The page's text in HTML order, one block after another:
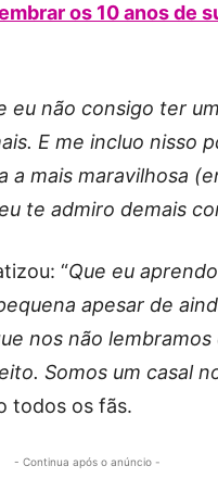
os 10 anos de
eu não consigo ter
E me incluo nisso
a mais maravilhosa
te admiro demais
“Que eu
apesar de
nos não
Somos um casal
todos os fãs.
- Continua após o anúncio -